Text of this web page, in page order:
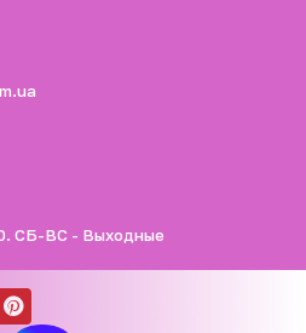
СБ-ВС - Выходные